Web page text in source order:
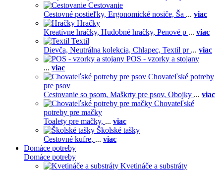
Cestovanie
Cestovné postieľky, Ergonomické nosiče, Ša ... viac
Hračky
Kreatívne hračky, Hudobné hračky, Penové p ... viac
Textil
Dievča, Neutrálna kolekcia, Chlapec, Textil pr ... viac
POS - vzorky a stojany
... viac
Chovateľské potreby
pre psov
Cestovanie so psom, Maškrty pre psov, Obojky ... viac
Chovateľské
potreby pre mačky
Toalety pre mačky, ... viac
Školské tašky
Cestovné kufre, ... viac
Domáce potreby
Domáce potreby
Kvetináče a substráty